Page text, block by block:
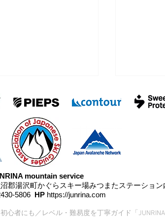
かった四阿山
mountain service
郡湯沢町かぐらスキー場みつまたステーション
5806 HP https://junrina.com
心者にも／レベル・難易度を丁寧ガイド「JUNRINA